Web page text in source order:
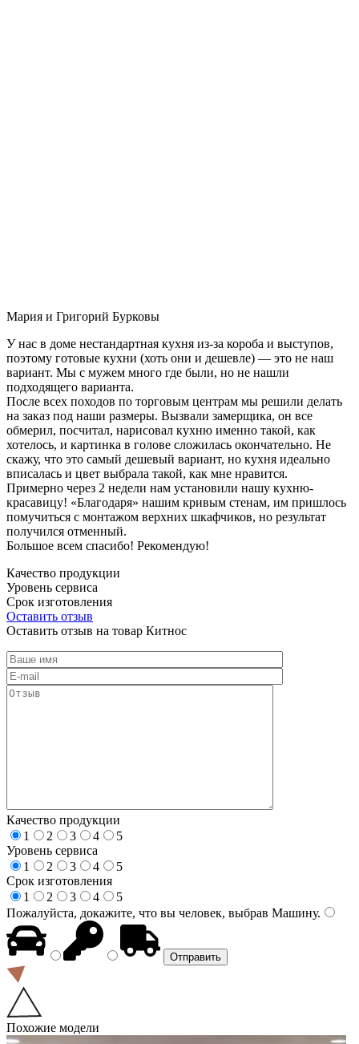
Мария и Григорий Бурковы
У нас в доме нестандартная кухня из-за короба и выступов,
поэтому готовые кухни (хоть они и дешевле) — это не наш
вариант. Мы с мужем много где были, но не нашли
подходящего варианта.
После всех походов по торговым центрам мы решили делать
на заказ под наши размеры. Вызвали замерщика, он все
обмерил, посчитал, нарисовал кухню именно такой, как
хотелось, и картинка в голове сложилась окончательно. Не
скажу, что это самый дешевый вариант, но кухня идеально
вписалась и цвет выбрала такой, как мне нравится.
Примерно через 2 недели нам установили нашу кухню-
красавицу! «Благодаря» нашим кривым стенам, им пришлось
помучиться с монтажом верхних шкафчиков, но результат
получился отменный.
Большое всем спасибо! Рекомендую!
Качество продукции
Уровень сервиса
Срок изготовления
Оставить отзыв
Оставить отзыв на товар Китнос
Качество продукции
1
2 3 4
5
Уровень сервиса
1
2 3 4
5
Срок изготовления
1
2 3 4
5
Пожалуйста, докажите, что вы человек, выбрав Машину.
Похожие модели